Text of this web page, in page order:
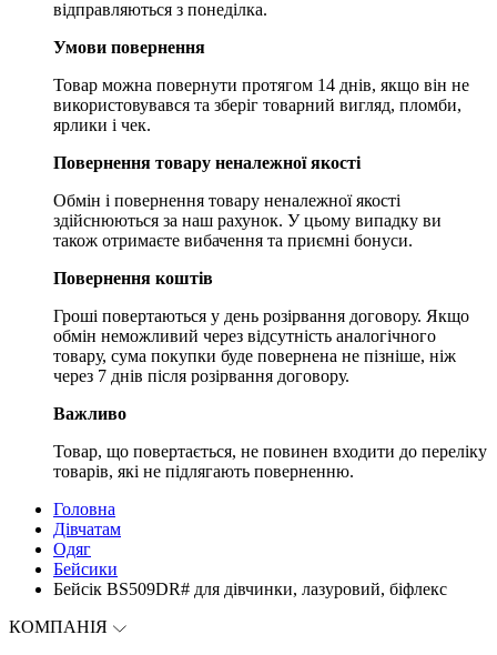
відправляються з понеділка.
Умови повернення
Товар можна повернути протягом 14 днів, якщо він не
використовувався та зберіг товарний вигляд, пломби,
ярлики і чек.
Повернення товару неналежної якості
Обмін і повернення товару неналежної якості
здійснюються за наш рахунок. У цьому випадку ви
також отримаєте вибачення та приємні бонуси.
Повернення коштів
Гроші повертаються у день розірвання договору. Якщо
обмін неможливий через відсутність аналогічного
товару, сума покупки буде повернена не пізніше, ніж
через 7 днів після розірвання договору.
Важливо
Товар, що повертається, не повинен входити до переліку
товарів, які не підлягають поверненню.
Головна
Дівчатам
Одяг
Бейсики
Бейсік BS509DR# для дівчинки, лазуровий, біфлекс
КОМПАНІЯ